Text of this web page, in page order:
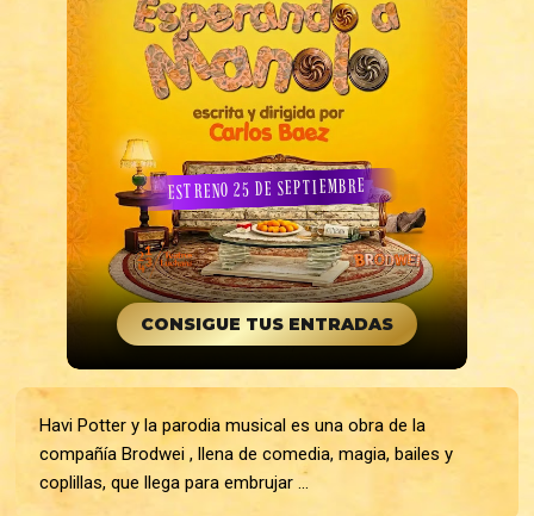
ESTRENO 25 DE SEPTIEMBRE
CONSIGUE TUS ENTRADAS
Havi Potter y la parodia musical es una obra de la
compañía Brodwei , llena de comedia, magia, bailes y
coplillas, que llega para embrujar ...